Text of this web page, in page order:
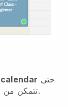
حتى
تتمكن من متابعة حجوزات درس البولو الخاص بك.